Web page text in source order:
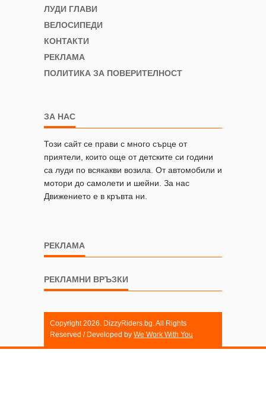
ЛУДИ ГЛАВИ
ВЕЛОСИПЕДИ
КОНТАКТИ
РЕКЛАМА
ПОЛИТИКА ЗА ПОВЕРИТЕЛНОСТ
ЗА НАС
Този сайт се прави с много сърце от
приятели, които още от детските си години
са луди по всякакви возила. От автомобили и
мотори до самолети и шейни. За нас
Движението е в кръвта ни.
РЕКЛАМА
РЕКЛАМНИ ВРЪЗКИ
Copyright 2026. DizzyRiders.bg. All Rights
Reserved / Developed by We Work With You